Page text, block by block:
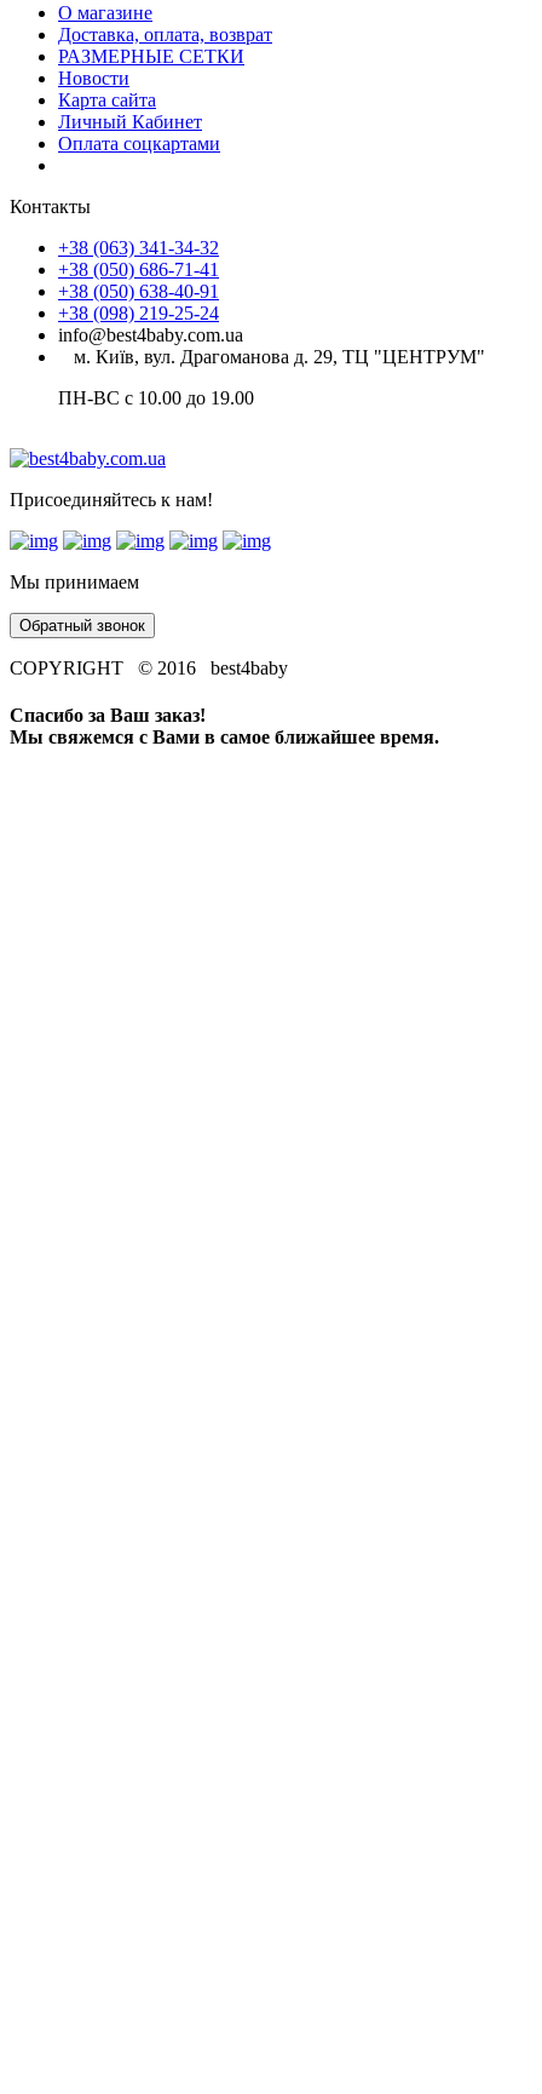
О магазине
Доставка, оплата, возврат
РАЗМЕРНЫЕ СЕТКИ
Новости
Карта сайта
Личный Кабинет
Оплата соцкартами
Контакты
+38 (063) 341-34-32
+38 (050) 686-71-41
+38 (050) 638-40-91
+38 (098) 219-25-24
info@best4baby.com.ua
м. Київ, вул. Драгоманова д. 29, ТЦ "ЦЕНТРУМ"
ПН-ВС с 10.00 до 19.00
Присоединяйтесь к нам!
Мы принимаем
Обратный звонок
COPYRIGHT © 2016 best4baby
Спасибо за Ваш заказ!
Мы свяжемся с Вами в самое ближайшее время.